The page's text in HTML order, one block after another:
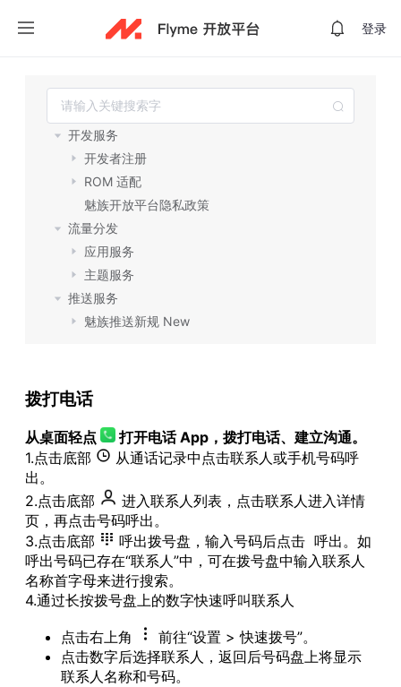
登录
开发服务
开发者注册
ROM 适配
魅族开放平台隐私政策
流量分发
应用服务
主题服务
推送服务
魅族推送新规 New
SSP 媒体平台
车机应用创建指南
车机应用资质
服务支持
Flyme Link
link接入文档
用户手册
与人联系
拨打和接听
通话和联系人
收发信息
拨打电话
从桌面轻点
打开电话 App，拨打电话、建立沟通。
1.点击底部
从通话记录中点击联系人或手机号码呼
出。
2.点击底部
进入联系人列表，点击联系人进入详情
页，再点击号码呼出。
3.点击底部
呼出拨号盘，输入号码后点击 呼出。如
呼出号码已存在“联系人”中，可在拨号盘中输入联系人
名称首字母来进行搜索。
4.通过长按拨号盘上的数字快速呼叫联系人
点击右上角
前往“设置 > 快速拨号”。
点击数字后选择联系人，返回后号码盘上将显示
联系人名称和号码。